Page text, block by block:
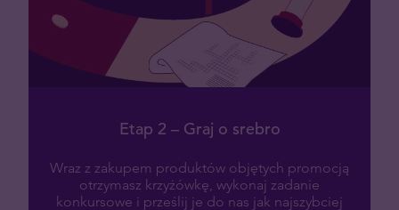
Etap 2 – Graj o srebro
Wraz z zakupem produktów objętych promocją
otrzymasz krzyżówkę, wykonaj zadanie
konkursowe i prześlij je do nas jak najszybciej